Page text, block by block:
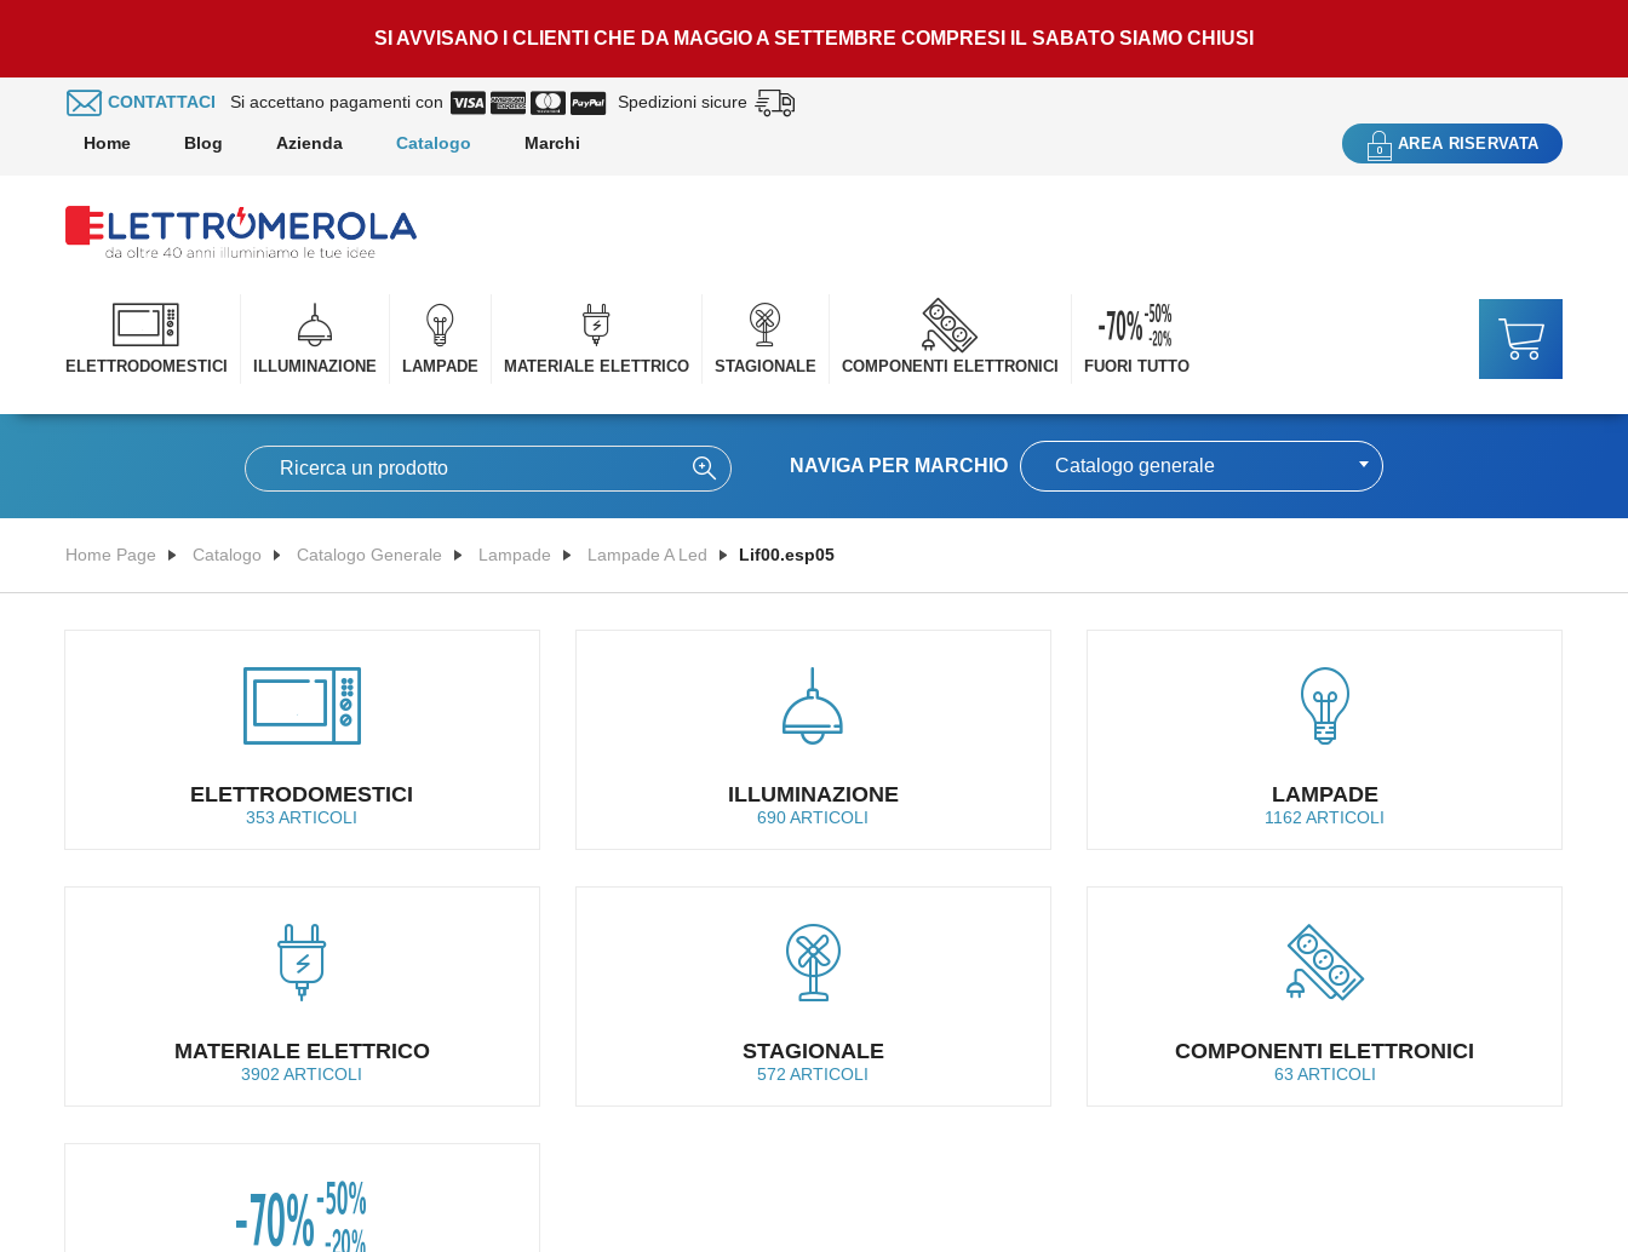
SI AVVISANO I CLIENTI CHE DA MAGGIO A SETTEMBRE COMPRESI IL SABATO SIAMO CHIUSI
CONTATTACI Si accettano pagamenti con Spedizioni sicure
Home Blog Azienda Catalogo Marchi AREA RISERVATA
ELETTRODOMESTICI ILLUMINAZIONE LAMPADE MATERIALE ELETTRICO STAGIONALE COMPONENTI ELETTRONICI FUORI TUTTO
NAVIGA PER MARCHIO Catalogo generale
Home Page Catalogo Catalogo Generale Lampade Lampade A Led Lif00.esp05
ELETTRODOMESTICI
353 ARTICOLI
ILLUMINAZIONE
690 ARTICOLI
LAMPADE
1162 ARTICOLI
MATERIALE ELETTRICO
3902 ARTICOLI
STAGIONALE
572 ARTICOLI
COMPONENTI ELETTRONICI
63 ARTICOLI